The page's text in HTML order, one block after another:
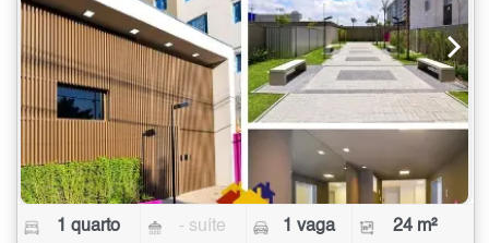
1 quarto - suíte 1 vaga 24 m²